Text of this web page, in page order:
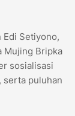
Edi Setiyono,
Mujing Bripka
sosialisasi
serta puluhan